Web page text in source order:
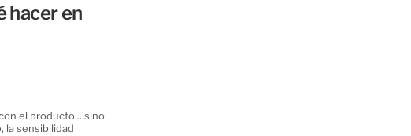
hacer en
el producto... sino
la sensibilidad